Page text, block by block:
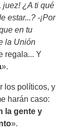
juez! ¿A ti qué
estar...? -¡Por
en tu
la Unión
regala... Y
».
los políticos, y
harán caso:
la gente y
».